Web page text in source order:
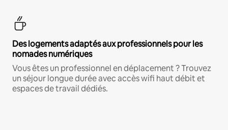
Des logements adaptés aux professionnels pour les
nomades numériques
Vous êtes un professionnel en déplacement ? Trouvez
un séjour longue durée avec accès wifi haut débit et
espaces de travail dédiés.